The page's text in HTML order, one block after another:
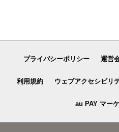
プライバシーポリシー 運営
利用規約 ウェブアクセシビリ
au PAY マー